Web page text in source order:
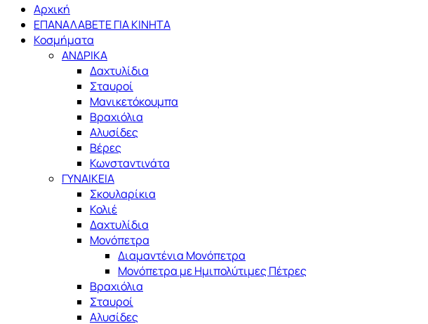
Αρχική
ΕΠΑΝΑΛΑΒΕΤΕ ΓΙΑ ΚΙΝΗΤΑ
Κοσμήματα
ΑΝΔΡΙΚΑ
Δαχτυλίδια
Σταυροί
Μανικετόκουμπα
Βραχιόλια
Αλυσίδες
Βέρες
Κωνσταντινάτα
ΓΥΝΑΙΚΕΙΑ
Σκουλαρίκια
Κολιέ
Δαχτυλίδια
Μονόπετρα
Διαμαντένια Μονόπετρα
Μονόπετρα με Ημιπολύτιμες Πέτρες
Βραχιόλια
Σταυροί
Αλυσίδες